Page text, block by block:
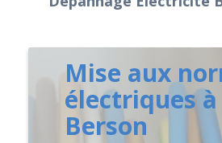
Mise aux
électriques à
Berson